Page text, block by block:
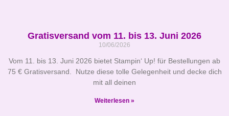
Gratisversand vom 11. bis 13. Juni 2026
10/06/2026
Vom 11. bis 13. Juni 2026 bietet Stampin‘ Up! für Bestellungen ab
75 € Gratisversand. Nutze diese tolle Gelegenheit und decke dich
mit all deinen
Weiterlesen »